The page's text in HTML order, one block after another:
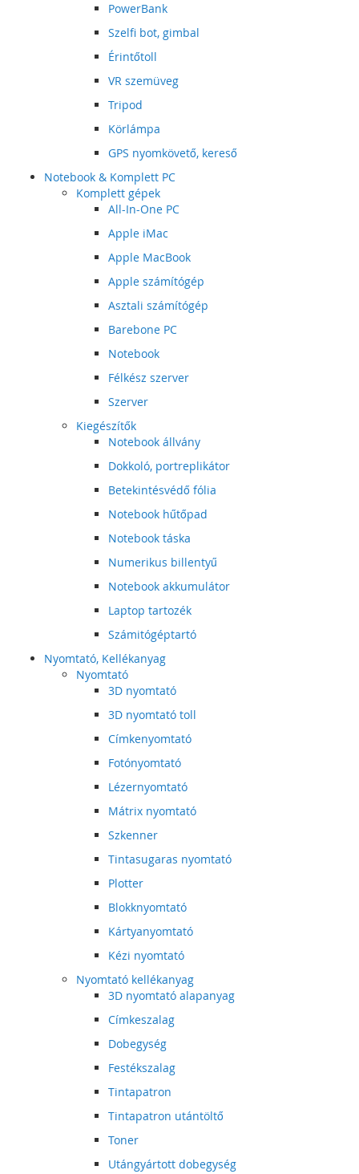
PowerBank
Szelfi bot, gimbal
Érintőtoll
VR szemüveg
Tripod
Körlámpa
GPS nyomkövető, kereső
Notebook & Komplett PC
Komplett gépek
All-In-One PC
Apple iMac
Apple MacBook
Apple számítógép
Asztali számítógép
Barebone PC
Notebook
Félkész szerver
Szerver
Kiegészítők
Notebook állvány
Dokkoló, portreplikátor
Betekintésvédő fólia
Notebook hűtőpad
Notebook táska
Numerikus billentyű
Notebook akkumulátor
Laptop tartozék
Számitógéptartó
Nyomtató, Kellékanyag
Nyomtató
3D nyomtató
3D nyomtató toll
Címkenyomtató
Fotónyomtató
Lézernyomtató
Mátrix nyomtató
Szkenner
Tintasugaras nyomtató
Plotter
Blokknyomtató
Kártyanyomtató
Kézi nyomtató
Nyomtató kellékanyag
3D nyomtató alapanyag
Címkeszalag
Dobegység
Festékszalag
Tintapatron
Tintapatron utántöltő
Toner
Utángyártott dobegység